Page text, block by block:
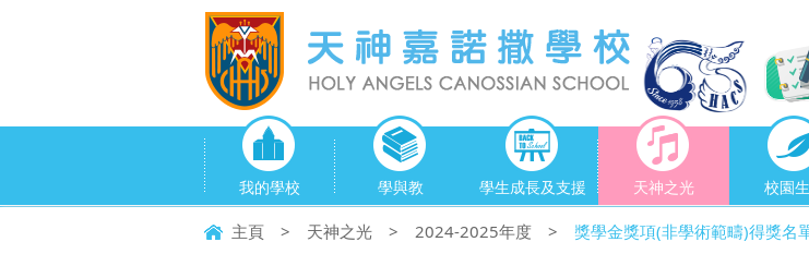
我的學校 學與教 學生成長及支援 天神之光 校園
主頁 > 天神之光 > 2024-2025年度 > 獎學金獎項(非學術範疇)得獎名